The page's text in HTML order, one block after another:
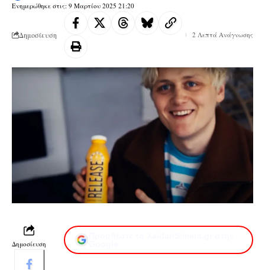
Ενημερώθηκε στις: 9 Μαρτίου 2025 21:20
Δημοσίευση 2 Λεπτά Ανάγνωσης
Δημοσίευση